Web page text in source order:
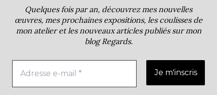
Quelques fois par an, découvrez mes nouvelles
œuvres, mes prochaines expositions, les coulisses de
mon atelier et les nouveaux articles publiés sur mon
blogRegards.